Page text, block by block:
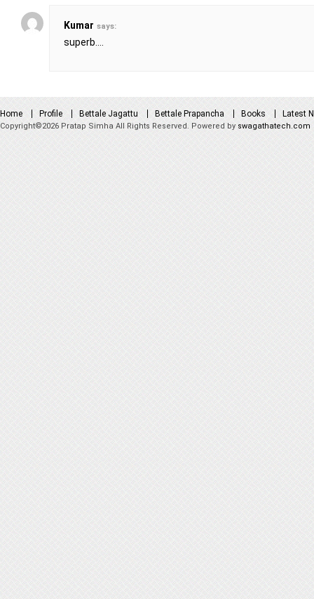
Kumar says:
superb….
Home Profile Bettale Jagattu Bettale Prapancha Books Latest
Copyright©2026 Pratap Simha All Rights Reserved. Powered by swagathatech.com